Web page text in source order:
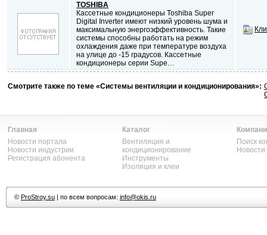
TOSHIBA
Кассетные кондиционеры Toshiba Super
Digital Inverter имеют низкий уровень шума и
максимальную энергоэффективность. Такие
системы способны работать на режим
охлаждения даже при температуре воздуха
на улице до -15 градусов. Кассетные
кондиционеры серии Supe…
Смотрите также по теме «Системы вентиляции и кондиционирования»:
Главная
Новости портала
Новости индустрии
Регистрация абонента
Каталог
Вентиляция и
кондиционирование
Инструменты
Изоляция и клеи
Поиск
© ProStroy.su| по всем вопросам: info@okis.ru